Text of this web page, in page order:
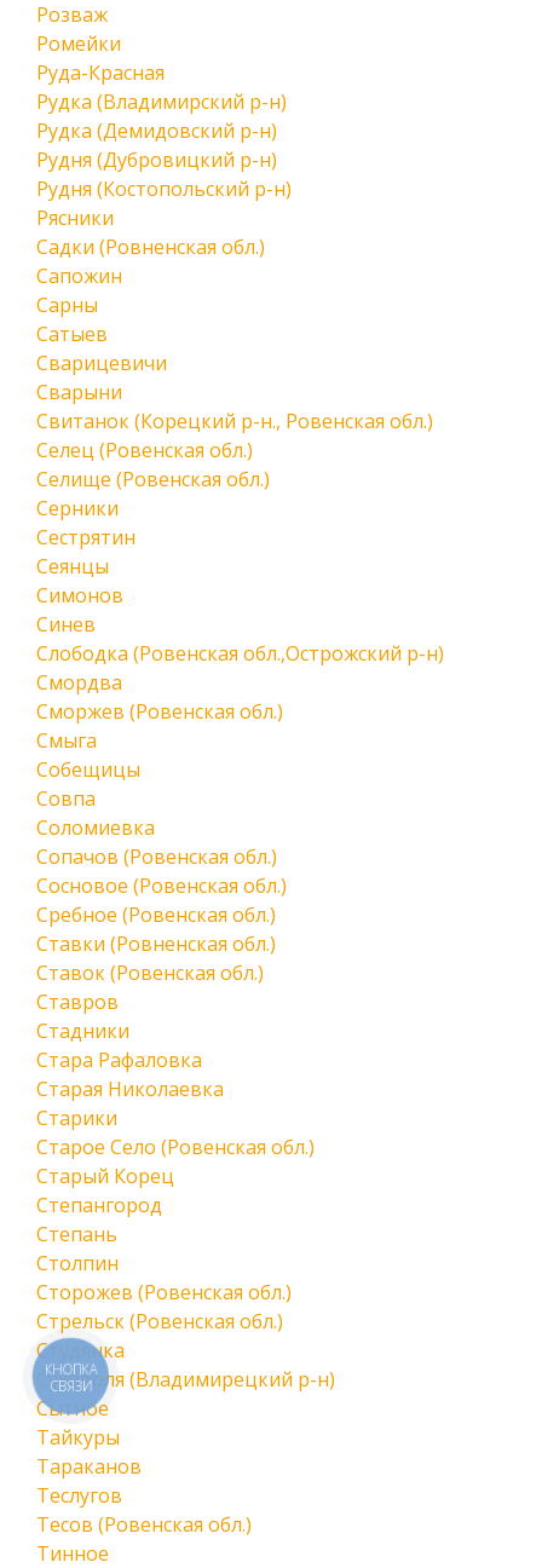
Розваж
Ромейки
Руда-Красная
Рудка (Владимирский р-н)
Рудка (Демидовский р-н)
Рудня (Дубровицкий р-н)
Рудня (Костопольский р-н)
Рясники
Садки (Ровненская обл.)
Сапожин
Сарны
Сатыев
Сварицевичи
Сварыни
Свитанок (Корецкий р-н., Ровенская обл.)
Селец (Ровенская обл.)
Селище (Ровенская обл.)
Серники
Сестрятин
Сеянцы
Симонов
Синев
Слободка (Ровенская обл.,Острожский р-н)
Смордва
Сморжев (Ровенская обл.)
Смыга
Собещицы
Совпа
Соломиевка
Сопачов (Ровенская обл.)
Сосновое (Ровенская обл.)
Сребное (Ровенская обл.)
Ставки (Ровненская обл.)
Ставок (Ровенская обл.)
Ставров
Стадники
Стара Рафаловка
Старая Николаевка
Старики
Старое Село (Ровенская обл.)
Старый Корец
Степангород
Степань
Столпин
Сторожев (Ровенская обл.)
Стрельск (Ровенская обл.)
Студянка
Суховоля (Владимирецкий р-н)
Сытное
Тайкуры
Тараканов
Теслугов
Тесов (Ровенская обл.)
Тинное
КНОПКА
СВЯЗИ